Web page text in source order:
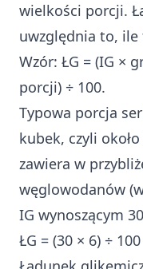
wielkości porcji.
uwzględnia to, ile
Wzór: ŁG = (IG ×
porcji) ÷ 100.
Typowa porcja
kubek, czyli
zawiera w
węglowodanów
IG wynoszącym
ŁG = (30 × 6) ÷